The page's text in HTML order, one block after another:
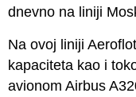
dnevno na liniji
Na ovoj liniji
kapaciteta kao i
avionom Airbus